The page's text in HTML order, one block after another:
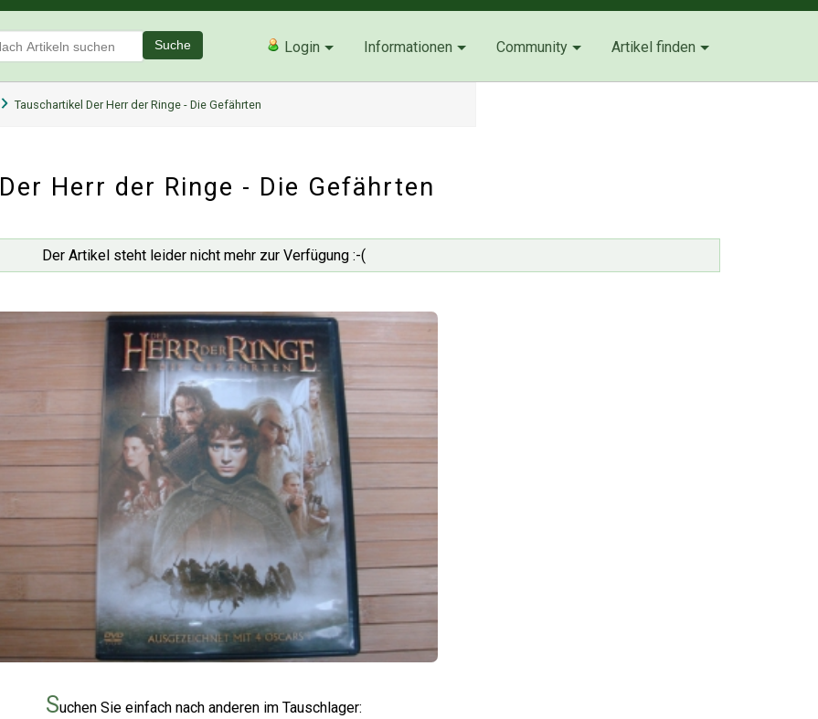
Suche Login Informationen Community Artikel finden
Tauschartikel Der Herr der Ringe - Die Gefährten
Der Herr der Ringe - Die Gefährten
Der Artikel steht leider nicht mehr zur Verfügung :-(
Suchen Sie einfach nach anderen im Tauschlager: